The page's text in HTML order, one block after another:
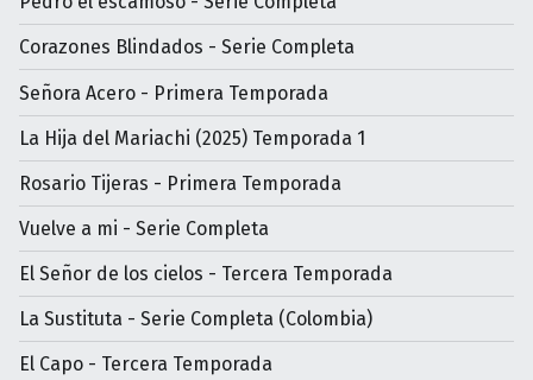
Corazones Blindados - Serie Completa
Señora Acero - Primera Temporada
La Hija del Mariachi (2025) Temporada 1
Rosario Tijeras - Primera Temporada
Vuelve a mi - Serie Completa
El Señor de los cielos - Tercera Temporada
La Sustituta - Serie Completa (Colombia)
El Capo - Tercera Temporada